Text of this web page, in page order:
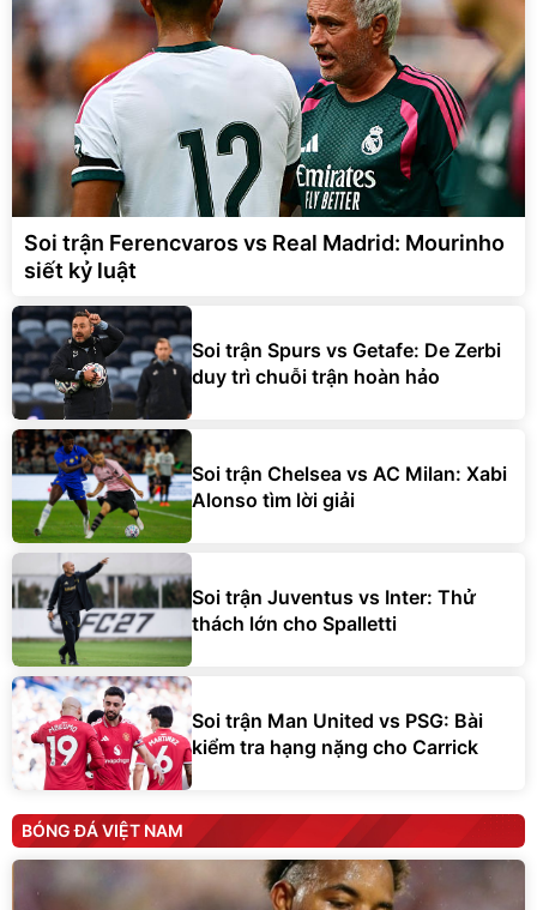
Soi trận Ferencvaros vs Real Madrid: Mourinho
siết kỷ luật
Soi trận Spurs vs Getafe: De Zerbi
duy trì chuỗi trận hoàn hảo
Soi trận Chelsea vs AC Milan: Xabi
Alonso tìm lời giải
Soi trận Juventus vs Inter: Thử
thách lớn cho Spalletti
Soi trận Man United vs PSG: Bài
kiểm tra hạng nặng cho Carrick
BÓNG ĐÁ VIỆT NAM